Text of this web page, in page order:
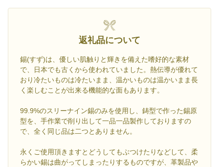
返礼品について
錫(すず)は、優しい肌触りと輝きを備えた嗜好的な素材
で、日本でも古くから使われていました。熱伝導が優れて
おり冷たいものは冷たいまま、温かいものは温かいまま長
く楽しむことが出来る機能的な面もあります。
99.9%のスリーナイン錫のみを使用し、鋳型で作った錫原
型を、手作業で削り出して一品一品製作しておりますの
で、全く同じ品は二つとありません。
永くご使用頂きますとどうしてもぶつけたりなどして、柔
らかい錫は曲がってしまったりするものですが、革製品や